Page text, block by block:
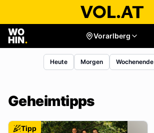
Vorarlberg
Heute Morgen Wochenende
Geheimtipps
Tipp